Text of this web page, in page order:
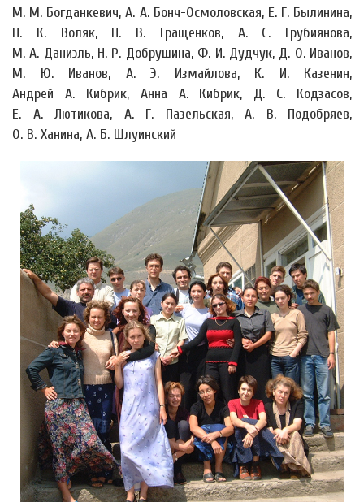
М. М. Богданкевич, А. А. Бонч-Осмоловская, Е. Г. Былинина,
П. К. Воляк, П. В. Гращенков, А. С. Грубиянова,
М. А. Даниэль, Н. Р. Добрушина, Ф. И. Дудчук, Д. О. Иванов,
М. Ю. Иванов, А. Э. Измайлова, К. И. Казенин,
Андрей А. Кибрик, Анна А. Кибрик, Д. С. Кодзасов,
Е. А. Лютикова, А. Г. Пазельская, А. В. Подобряев,
О. В. Ханина, А. Б. Шлуинский